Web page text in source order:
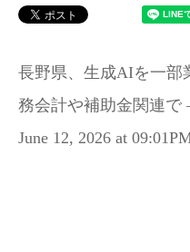
長野県、生成AIを一部
務会計や補助金関連で
June 12, 2026 at